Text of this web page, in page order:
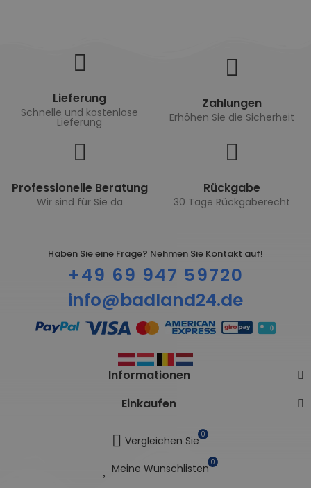
Lieferung
Schnelle und kostenlose
Lieferung
Zahlungen
Erhöhen Sie die Sicherheit
Professionelle Beratung
Wir sind für Sie da
Rückgabe
30 Tage Rückgaberecht
Haben Sie eine Frage? Nehmen Sie Kontakt auf!
+49 69 947 59720
info@badland24.de
Informationen
Einkaufen
Vergleichen Sie 0
Meine Wunschlisten 0